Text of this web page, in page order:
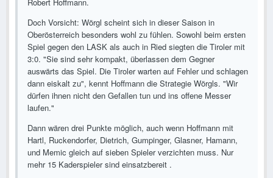
Robert Hoffmann.
Doch Vorsicht: Wörgl scheint sich in dieser Saison in
Oberösterreich besonders wohl zu fühlen. Sowohl beim ersten
Spiel gegen den LASK als auch in Ried siegten die Tiroler mit
3:0. "Sie sind sehr kompakt, überlassen dem Gegner
auswärts das Spiel. Die Tiroler warten auf Fehler und schlagen
dann eiskalt zu", kennt Hoffmann die Strategie Wörgls. "Wir
dürfen ihnen nicht den Gefallen tun und ins offene Messer
laufen."
Dann wären drei Punkte möglich, auch wenn Hoffmann mit
Hartl, Ruckendorfer, Dietrich, Gumpinger, Glasner, Hamann,
und Memic gleich auf sieben Spieler verzichten muss. Nur
mehr 15 Kaderspieler sind einsatzbereit .